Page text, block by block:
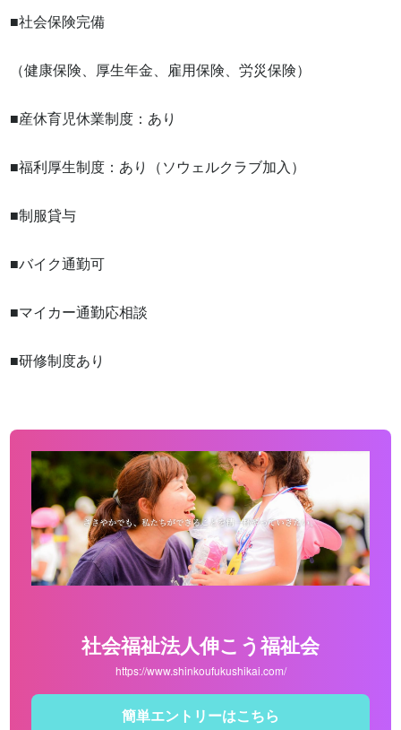
■社会保険完備
（健康保険、厚生年金、雇用保険、労災保険）
■産休育児休業制度：あり
■福利厚生制度：あり（ソウェルクラブ加入）
■制服貸与
■バイク通勤可
■マイカー通勤応相談
■研修制度あり
社会福祉法人伸こう福祉会
https://www.shinkoufukushikai.com/
簡単エントリーはこちら